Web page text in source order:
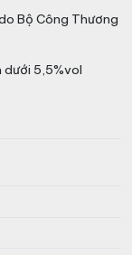
Bộ Công Thương
dưới 5,5%vol